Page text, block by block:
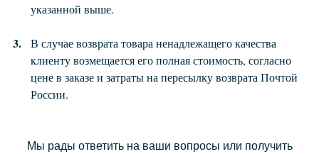
указанной выше.
В случае возврата товара ненадлежащего качества
клиенту возмещается его полная стоимость, согласно
цене в заказе и затраты на пересылку возврата Почтой
России.
Мы рады ответить на ваши вопросы или получить